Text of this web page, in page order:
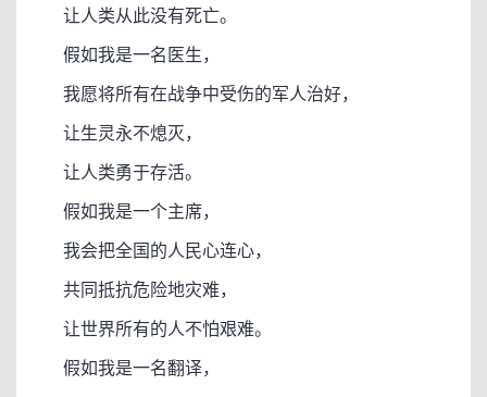
让人类从此没有死亡。
假如我是一名医生，
我愿将所有在战争中受伤的军人治好，
让生灵永不熄灭，
让人类勇于存活。
假如我是一个主席，
我会把全国的人民心连心，
共同抵抗危险地灾难，
让世界所有的人不怕艰难。
假如我是一名翻译，